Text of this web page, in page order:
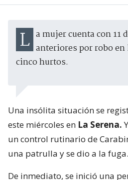
La mujer cuenta con 11 detenciones anteriores por robo
cinco hurtos.
Una insólita situación se
este miércoles en La Serena.
un control rutinario de
una patrulla y se dio a la fuga.
De inmediato, se inició una